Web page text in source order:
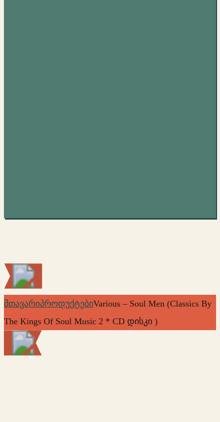
მთავარიპროდუქტებიVarious – Soul Men (Classics By
The Kings Of Soul Music 2 * CD დისკი )